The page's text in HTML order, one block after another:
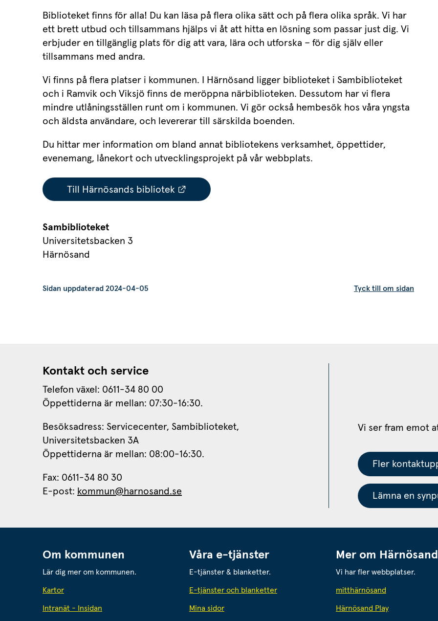
Biblioteket finns för alla! Du kan läsa på flera olika sätt och på flera olika språk. Vi har
ett brett utbud och tillsammans hjälps vi åt att hitta en lösning som passar just dig. Vi
erbjuder en tillgänglig plats för dig att vara, lära och utforska – för dig själv eller
tillsammans med andra.
Vi finns på flera platser i kommunen. I Härnösand ligger biblioteket i Sambiblioteket
och i Ramvik och Viksjö finns de meröppna närbiblioteken. Dessutom har vi flera
mindre utlåningsställen runt om i kommunen. Vi gör också hembesök hos våra yngsta
och äldsta användare, och levererar till särskilda boenden.
Du hittar mer information om bland annat bibliotekens verksamhet, öppettider,
evenemang, lånekort och utvecklingsprojekt på vår webbplats.
Till Härnösands bibliotek Länk till annan webbplats.
Sambiblioteket
Universitetsbacken 3
Härnösand
Sidan uppdaterad 2024-04-05 Tyck till om sidan
Kontakt och service
Telefon växel: 0611-34 80 00
Öppettiderna är mellan: 07:30-16:30.
Besöksadress: Servicecenter, Sambiblioteket,
Universitetsbacken 3A
Öppettiderna är mellan: 08:00-16:30.
Fax: 0611-34 80 30
E-post: kommun@harnosand.se
Vi ser fram emot
Fler
Lämna en
Om kommunen
Lär dig mer om kommunen.
Kartor
Intranät - Insidan
Våra e-tjänster
E-tjänster & blanketter.
E-tjänster och blanketter
Mina sidor
Mer om Härnösand
Vi har fler webbplatser.
mitthärnösand
Härnösand Play